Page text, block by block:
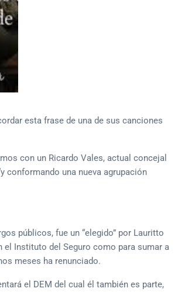
esta frase de una de sus canciones
con un Ricardo Vales, actual concejal
conformando una nueva agrupación
públicos, fue un “elegido” por Lauritto
Instituto del Seguro como para sumar a
meses ha renunciado.
el DEM del cual él también es parte,